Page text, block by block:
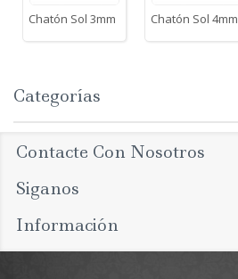
Chatón Sol 3mm Chatón Sol 4mm
Categorías
Contacte Con Nosotros
Siganos
Información